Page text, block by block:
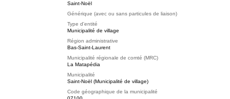
Saint-Noël
Générique (avec ou sans particules de liaison)
Type d'entité
Municipalité de village
Région administrative
Bas-Saint-Laurent
Municipalité régionale de comté (MRC)
La Matapédia
Municipalité
Saint-Noël (Municipalité de village)
Code géographique de la municipalité